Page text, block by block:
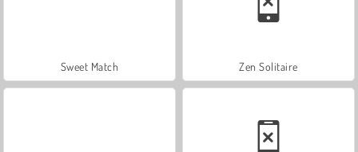
Sweet Match Zen Solitaire